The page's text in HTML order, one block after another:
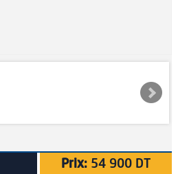
Prix: 54 900 DT